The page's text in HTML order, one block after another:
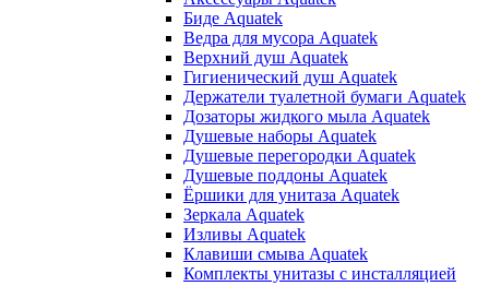
Биде Aquatek
Ведра для мусора Aquatek
Верхний душ Aquatek
Гигиенический душ Aquatek
Держатели туалетной бумаги Aquatek
Дозаторы жидкого мыла Aquatek
Душевые наборы Aquatek
Душевые перегородки Aquatek
Душевые поддоны Aquatek
Ёршики для унитаза Aquatek
Зеркала Aquatek
Изливы Aquatek
Клавиши смыва Aquatek
Комплекты унитазы с инсталляцией